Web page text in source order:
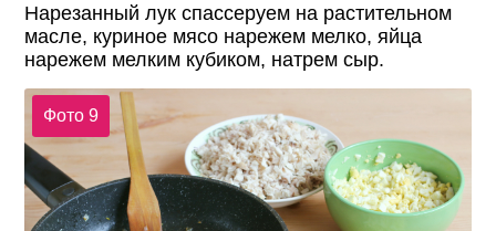
Нарезанный лук спассеруем на растительном
масле, куриное мясо нарежем мелко, яйца
нарежем мелким кубиком, натрем сыр.
Фото 9